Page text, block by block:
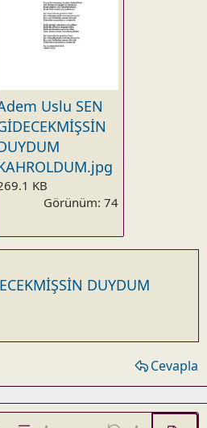
Uslu SEN
KB
Görünüm: 74
DUYDUM
Cevapla